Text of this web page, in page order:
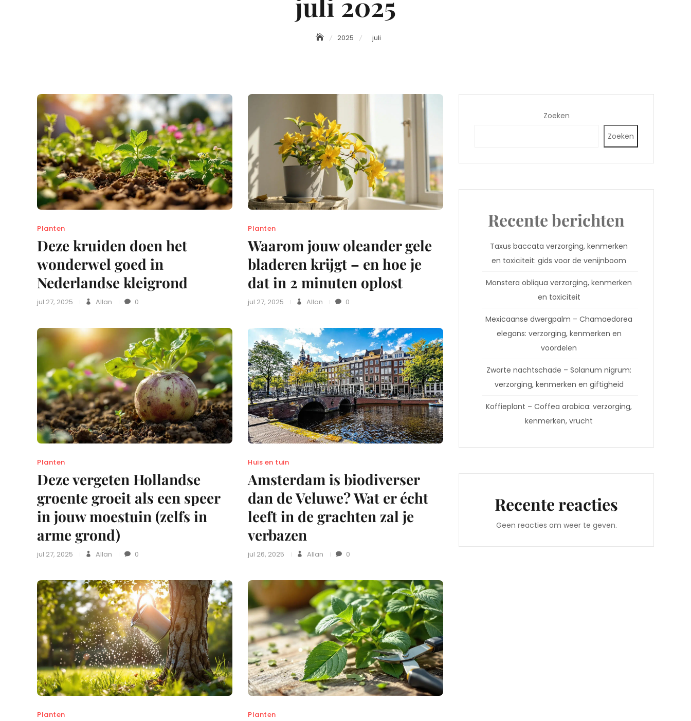
2025 juli
Planten
Deze kruiden doen het
wonderwel goed in
Nederlandse kleigrond
jul 27, 2025 Allan 0
Planten
Waarom jouw oleander gele
bladeren krijgt – en hoe je
dat in 2 minuten oplost
jul 27, 2025 Allan 0
Planten
Deze vergeten Hollandse
groente groeit als een speer
in jouw moestuin (zelfs in
arme grond)
jul 27, 2025 Allan 0
Huis en tuin
Amsterdam is biodiverser
dan de Veluwe? Wat er écht
leeft in de grachten zal je
verbazen
jul 26, 2025 Allan 0
Planten Planten
Zoeken
Zoeken
Recente berichten
Taxus baccata verzorging, kenmerken
en toxiciteit: gids voor de venijnboom
Monstera obliqua verzorging, kenmerken
en toxiciteit
Mexicaanse dwergpalm – Chamaedorea
elegans: verzorging, kenmerken en
voordelen
Zwarte nachtschade – Solanum nigrum:
verzorging, kenmerken en giftigheid
Koffieplant – Coffea arabica: verzorging,
kenmerken, vrucht
Recente reacties
Geen reacties om weer te geven.